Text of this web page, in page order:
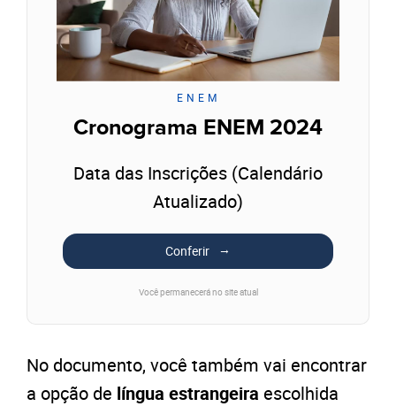
ENEM
Cronograma ENEM 2024
Data das Inscrições (Calendário
Atualizado)
Conferir
Você permanecerá no site atual
No documento, você também vai encontrar
a opção de língua estrangeira escolhida